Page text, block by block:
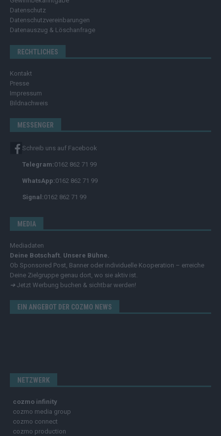
Datenschutz
Datenschutzvereinbarungen
Datenauszug & Löschanfrage
RECHTLICHES
Kontakt
Presse
Impressum
Bildnachweis
MESSENGER
Schreib uns auf Facebook
Telegram:0162 862 71 99
WhatsApp:0162 862 71 99
Signal:0162 862 71 99
MEDIA
Mediadaten
Deine Botschaft. Unsere Bühne.
Ob Sponsored Post, Banner oder individuelle Kooperation – erreiche
Deine Zielgruppe genau dort, wo sie aktiv ist.
➔ Jetzt Werbung buchen & sichtbar werden!
EIN ANGEBOT DER COZMO NEWS
NETZWERK
cozmo infinity
cozmo media group
cozmo connect
cozmo production